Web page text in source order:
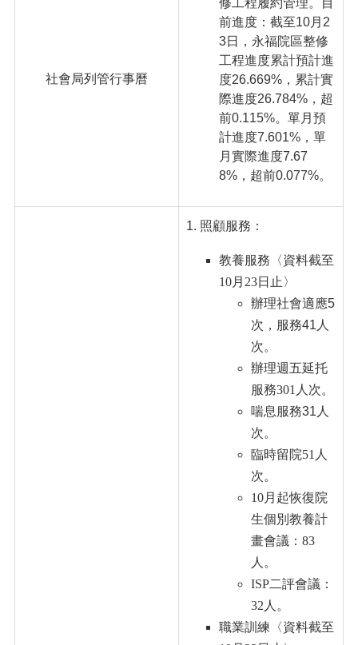
社會局列管行事曆
修工程履約管理。目
前進度：截至10月2
3日，永福院區整修
工程進度累計預計進
度26.669%，累計實
際進度26.784%，超
前0.115%。單月預
計進度7.601%，單
月實際進度7.67
8%，超前0.077%。
照顧服務：
教養服務〈資料截至
10月23日止〉
辦理社會適應5
次，服務41人
次。
辦理週五延托
服務301人次。
喘息服務31人
次。
臨時留院51人
次。
10月起恢復院
生個別教養計
畫會議：83
人。
ISP二評會議：
32人。
職業訓練〈資料截至